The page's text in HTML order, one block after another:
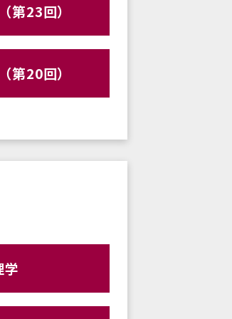
第23回）
第20回）
学